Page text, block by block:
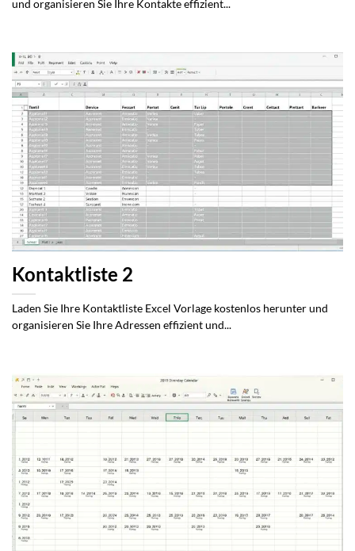
und organisieren Sie Ihre Kontakte effizient...
Kontaktliste 2
Laden Sie Ihre Kontaktliste Excel Vorlage kostenlos herunter und
organisieren Sie Ihre Adressen effizient und...